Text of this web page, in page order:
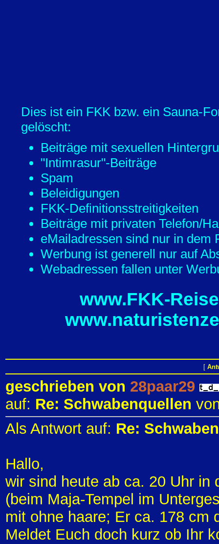
Dies ist ein FKK bzw. ein Sauna-
gelöscht:
Beiträge mit sexuellen
"Intimrasur"-Beiträge
Spam
Beleidigungen
FKK-Definitionsstreitigkeiten
Beiträge mit privaten Telefon/
eMailadressen sind nur in dem
Werbung ist generell nur auf
Webadressen fallen unter
www.FKK-
[
geschrieben von 28paar29
auf: Re: Schwabenquellen
Als Antwort auf: Re:
Hallo,
wir sind heute ab ca. 20 Uhr in
(beim Maja-Tempel im
mit ohne haare; Er ca. 178 cm
Meldet Euch doch kurz ob Ihr